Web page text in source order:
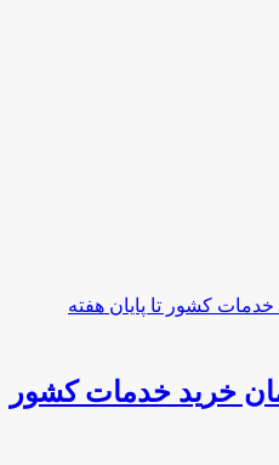
خرید خدمات کشور